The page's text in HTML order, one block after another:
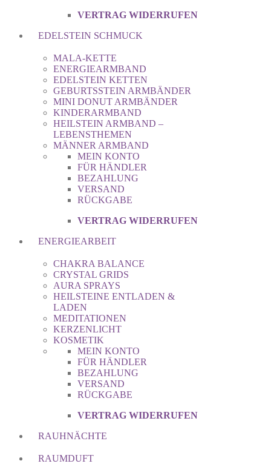
VERTRAG WIDERRUFEN
EDELSTEIN SCHMUCK
MALA-KETTE
ENERGIEARMBAND
EDELSTEIN KETTEN
GEBURTSSTEIN ARMBÄNDER
MINI DONUT ARMBÄNDER
KINDERARMBAND
HEILSTEIN ARMBAND –
LEBENSTHEMEN
MÄNNER ARMBAND
MEIN KONTO
FÜR HÄNDLER
BEZAHLUNG
VERSAND
RÜCKGABE
VERTRAG WIDERRUFEN
ENERGIEARBEIT
CHAKRA BALANCE
CRYSTAL GRIDS
AURA SPRAYS
HEILSTEINE ENTLADEN &
LADEN
MEDITATIONEN
KERZENLICHT
KOSMETIK
MEIN KONTO
FÜR HÄNDLER
BEZAHLUNG
VERSAND
RÜCKGABE
VERTRAG WIDERRUFEN
RAUHNÄCHTE
RAUMDUFT